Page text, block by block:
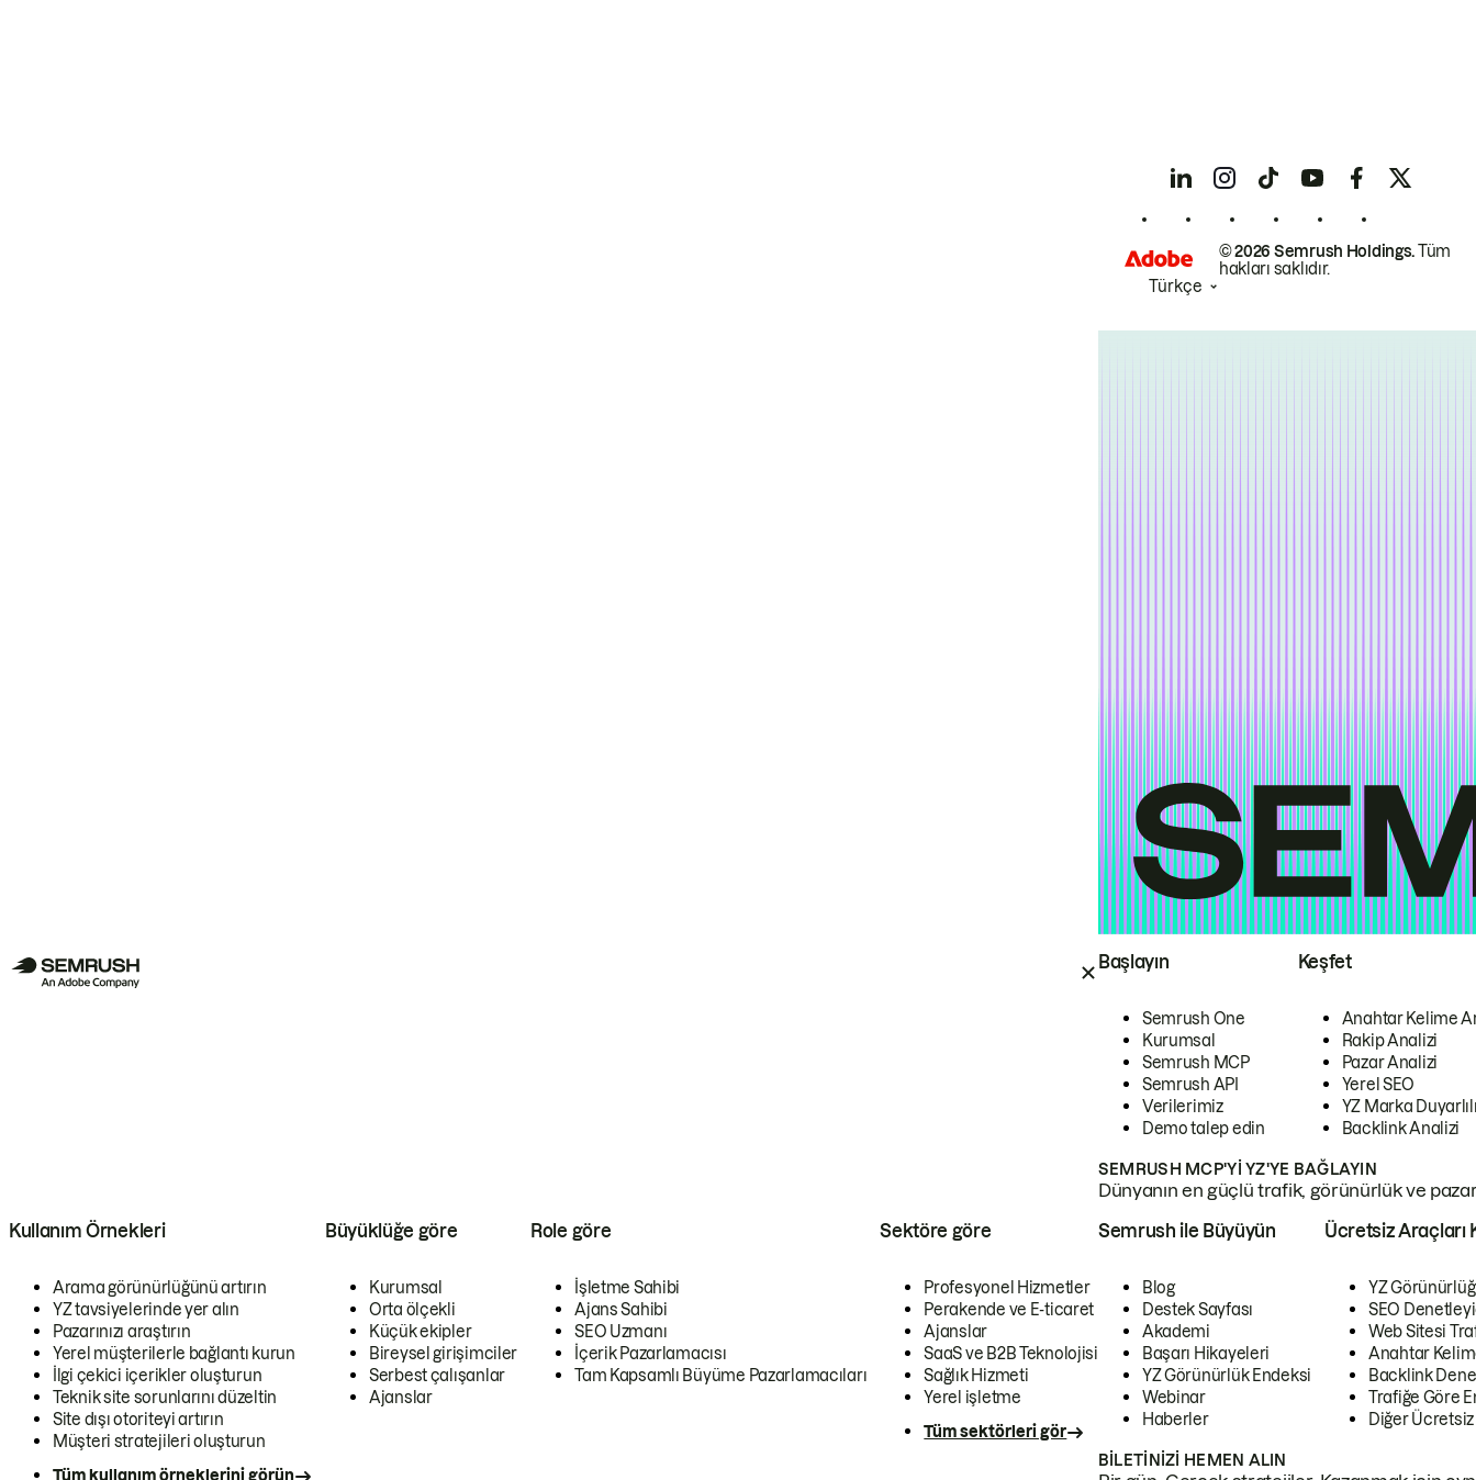
Başlayın
Semrush One
Kurumsal
Semrush MCP
Semrush API
Verilerimiz
Demo talep edin
Keşfet
Anahtar Kelime
Rakip Analizi
Pazar Analizi
Yerel SEO
YZ Marka
Backlink Analizi
SEMRUSH MCP'YI YZ'YE BAĞLAYIN
Dünyanın en güçlü trafik, görünürlük ve
Kullanım Örnekleri
Arama görünürlüğünü artırın
YZ tavsiyelerinde yer alın
Pazarınızı araştırın
Yerel müşterilerle bağlantı kurun
İlgi çekici içerikler oluşturun
Teknik site sorunlarını düzeltin
Site dışı otoriteyi artırın
Müşteri stratejileri oluşturun
Tüm kullanım örneklerini görün
Büyüklüğe göre
Kurumsal
Orta ölçekli
Küçük ekipler
Bireysel girişimciler
Serbest çalışanlar
Ajanslar
Role göre
İşletme Sahibi
Ajans Sahibi
SEO Uzmanı
İçerik Pazarlamacısı
Tam Kapsamlı Büyüme Pazarlamacıları
Sektöre göre
Profesyonel Hizmetler
Perakende ve E-ticaret
Ajanslar
SaaS ve B2B Teknolojisi
Sağlık Hizmeti
Yerel işletme
Tüm sektörleri gör
Semrush ile Büyüyün
Blog
Destek Sayfası
Akademi
Başarı Hikayeleri
YZ Görünürlük Endeksi
Webinar
Haberler
Ücretsiz Araçları
YZ
SEO
Web Sitesi
Anahtar
Backlink
Trafiğe Göre
Diğer
BILETINIZI HEMEN ALIN
© 2026 Semrush Holdings.Tüm
hakları saklıdır.
Türkçe